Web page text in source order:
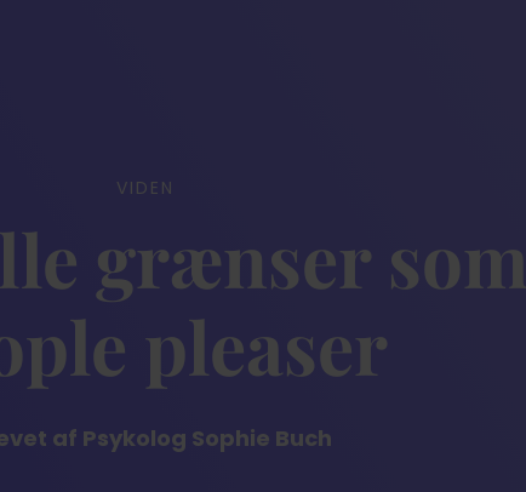
VIDEN
grænser som
pleaser
af Psykolog Sophie Buch